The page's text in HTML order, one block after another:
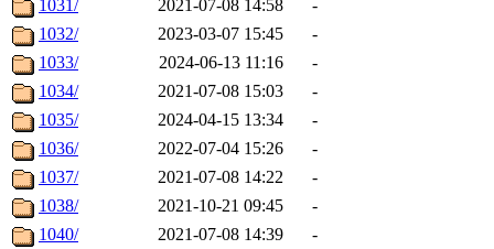
1031/
2021-07-08 14:58
-
1032/
2023-03-07 15:45
-
1033/
2024-06-13 11:16
-
1034/
2021-07-08 15:03
-
1035/
2024-04-15 13:34
-
1036/
2022-07-04 15:26
-
1037/
2021-07-08 14:22
-
1038/
2021-10-21 09:45
-
1040/
2021-07-08 14:39
-